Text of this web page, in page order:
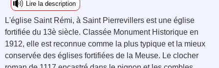
Lire la description
L'église Saint Rémi, à Saint Pierrevillers est une église
fortifiée du 13è siècle. Classée Monument Historique en
1912, elle est reconnue comme la plus typique et la mieux
conservée des églises fortifiées de la Meuse. Le clocher